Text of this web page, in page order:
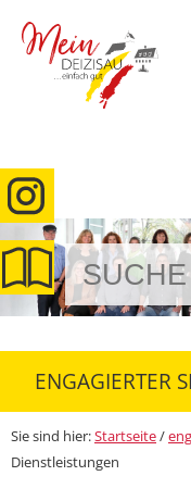
ENGAGIERTER
Sie sind hier:Startseite/
Dienstleistungen